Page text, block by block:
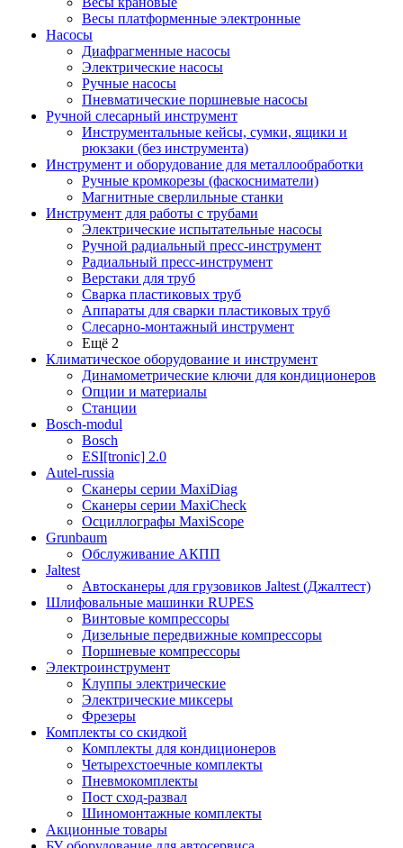
Весы платформенные электронные
Насосы
Диафрагменные насосы
Электрические насосы
Ручные насосы
Пневматические поршневые насосы
Ручной слесарный инструмент
Инструментальные кейсы, сумки, ящики и
рюкзаки (без инструмента)
Инструмент и оборудование для металлообработки
Ручные кромкорезы (фаскосниматели)
Магнитные сверлильные станки
Инструмент для работы с трубами
Электрические испытательные насосы
Ручной радиальный пресс-инструмент
Радиальный пресс-инструмент
Верстаки для труб
Сварка пластиковых труб
Аппараты для сварки пластиковых труб
Слесарно-монтажный инструмент
Ещё 2
Климатическое оборудование и инструмент
Динамометрические ключи для кондиционеров
Опции и материалы
Станции
Bosch-modul
Bosch
ESI[tronic] 2.0
Autel-russia
Сканеры серии MaxiDiag
Сканеры серии MaxiCheck
Осциллографы MaxiScope
Grunbaum
Обслуживание АКПП
Jaltest
Автосканеры для грузовиков Jaltest (Джалтест)
Шлифовальные машинки RUPES
Винтовые компрессоры
Дизельные передвижные компрессоры
Поршневые компрессоры
Электроинструмент
Клуппы электрические
Электрические миксеры
Фрезеры
Комплекты со скидкой
Комплекты для кондиционеров
Четырехстоечные комплекты
Пневмокомплекты
Пост сход-развал
Шиномонтажные комплекты
Акционные товары